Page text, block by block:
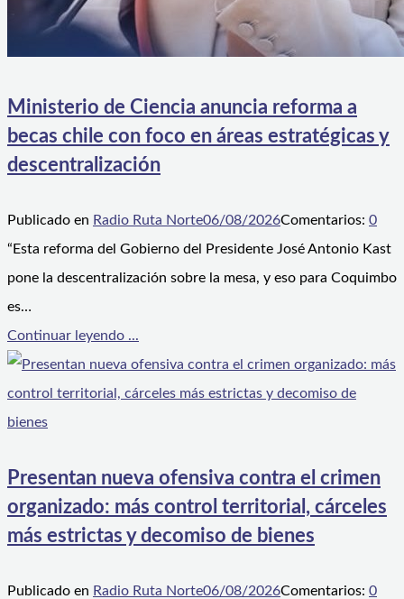
Ministerio de Ciencia anuncia reforma a
becas chile con foco en áreas estratégicas y
descentralización
Publicado en Radio Ruta Norte06/08/2026Comentarios: 0
“Esta reforma del Gobierno del Presidente José Antonio Kast
pone la descentralización sobre la mesa, y eso para Coquimbo
es…
Continuar leyendo ...
Presentan nueva ofensiva contra el crimen
organizado: más control territorial, cárceles
más estrictas y decomiso de bienes
Publicado en Radio Ruta Norte06/08/2026Comentarios: 0